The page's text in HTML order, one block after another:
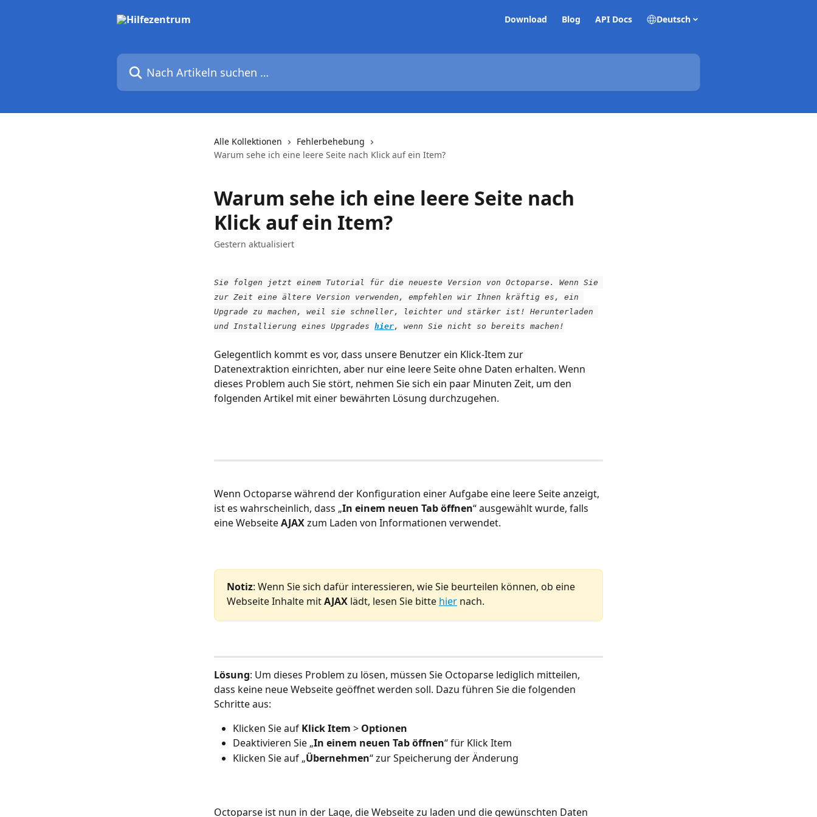
Download Blog API Docs Deutsch
Nach Artikeln suchen …
Alle Kollektionen
Fehlerbehebung
Warum sehe ich eine leere Seite nach Klick auf ein Item?
Warum sehe ich eine leere Seite nach
Klick auf ein Item?
Gestern aktualisiert
Sie folgen jetzt einem Tutorial für die neueste Version von Octoparse. Wenn Sie
zur Zeit eine ältere Version verwenden, empfehlen wir Ihnen kräftig es, ein
Upgrade zu machen, weil sie schneller, leichter und stärker ist! Herunterladen
und Installierung eines Upgrades hier, wenn Sie nicht so bereits machen!
Gelegentlich kommt es vor, dass unsere Benutzer ein Klick-Item zur
Datenextraktion einrichten, aber nur eine leere Seite ohne Daten erhalten. Wenn
dieses Problem auch Sie stört, nehmen Sie sich ein paar Minuten Zeit, um den
folgenden Artikel mit einer bewährten Lösung durchzugehen.
Wenn Octoparse während der Konfiguration einer Aufgabe eine leere Seite anzeigt,
ist es wahrscheinlich, dass „In einem neuen Tab öffnen“ ausgewählt wurde, falls
eine Webseite AJAX zum Laden von Informationen verwendet.
Notiz: Wenn Sie sich dafür interessieren, wie Sie beurteilen können, ob eine
Webseite Inhalte mit AJAX lädt, lesen Sie bitte hier nach.
Lösung: Um dieses Problem zu lösen, müssen Sie Octoparse lediglich mitteilen,
dass keine neue Webseite geöffnet werden soll. Dazu führen Sie die folgenden
Schritte aus:
Klicken Sie auf Klick Item > Optionen
Deaktivieren Sie „In einem neuen Tab öffnen“ für Klick Item
Klicken Sie auf „Übernehmen“ zur Speicherung der Änderung
Octoparse ist nun in der Lage, die Webseite zu laden und die gewünschten Daten